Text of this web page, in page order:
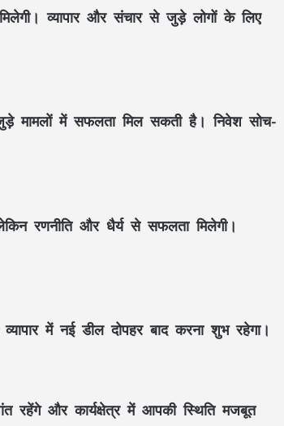
व्यापार और संचार से जुड़े लोगों के लिए
जुड़े मामलों में सफलता मिल सकती है। निवेश सोच-
रणनीति और धैर्य से सफलता मिलेगी।
में नई डील दोपहर बाद करना शुभ रहेगा।
रहेंगे और कार्यक्षेत्र में आपकी स्थिति मजबूत